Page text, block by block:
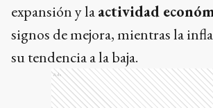
expansión y laactividad
signos de mejora, mientras la
su tendencia a la baja.
Ads